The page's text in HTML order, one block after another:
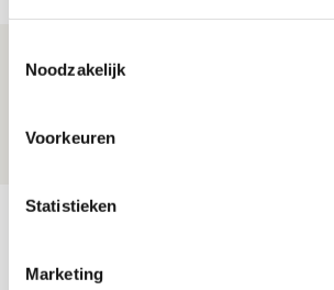
Noodzakelijk
Voorkeuren
Statistieken
Marketing
Volop enthousiasme in
Bekijk meer